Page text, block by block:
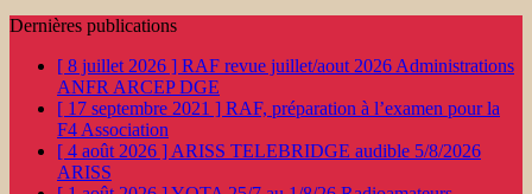
Dernières publications
[ 8 juillet 2026 ] RAF revue juillet/aout 2026 Administrations
ANFR ARCEP DGE
[ 17 septembre 2021 ] RAF, préparation à l’examen pour la
F4 Association
[ 4 août 2026 ] ARISS TELEBRIDGE audible 5/8/2026
ARISS